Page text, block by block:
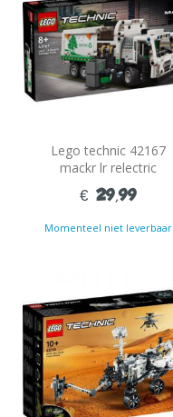
Lego technic 42167
mackr lr relectric
vuilniswagen
€ 29,99
Momenteel niet leverbaar